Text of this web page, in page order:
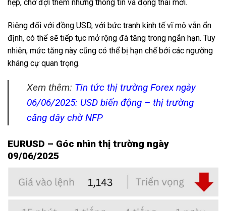
hẹp, chờ đợi thêm những thông tin và động thái mới.
Riêng đối với đồng USD, với bức tranh kinh tế vĩ mô vẫn ổn
định, có thể sẽ tiếp tục mở rộng đà tăng trong ngắn hạn. Tuy
nhiên, mức tăng này cũng có thể bị hạn chế bởi các ngưỡng
kháng cự quan trọng.
Xem thêm: Tin tức thị trường Forex ngày
06/06/2025: USD biến động – thị trường
căng dây chờ NFP
EURUSD – Góc nhìn thị trường ngày
09/06/2025